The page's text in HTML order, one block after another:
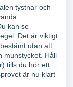
tystnar och
kan se
Det är viktigt
utan att
munstycket. Håll
tills du hör ett
är nu klart